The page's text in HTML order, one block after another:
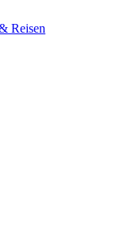
Reisen